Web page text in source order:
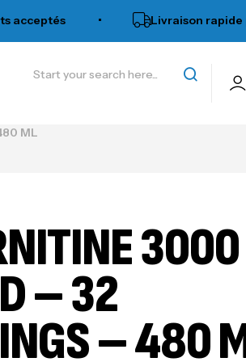
• Livraison rapide
ML
3000
– 32
– 480